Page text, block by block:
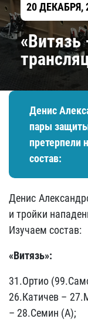
20 ДЕКАБРЯ,
«Витязь
Денис
пары
претерпели
состав:
Денис
и тройки
Изучаем состав:
«Витязь»:
31.Ортио
26.Катичев –
– 28.Семин (А);